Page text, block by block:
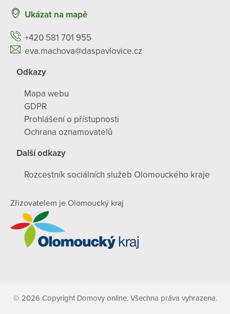
Ukázat na mapě
+420 581 701 955
eva.machova@daspavlovice.cz
Odkazy
Mapa webu
GDPR
Prohlášení o přístupnosti
Ochrana oznamovatelů
Další odkazy
Rozcestník sociálních služeb Olomouckého kraje
Zřizovatelem je Olomoucký kraj
© 2026 Copyright Domovy online. Všechna práva vyhrazena.